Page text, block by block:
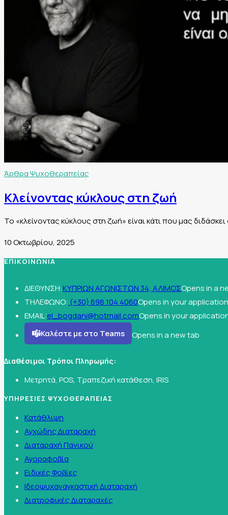
Άρθρα Ψυχοθεραπείας
Κλείνοντας κύκλους στη ζωή
Το «κλείνοντας κύκλους στη ζωή» είναι κάτι που μας
10 Οκτωβρίου, 2025
ΕΠΙΚΟΙΝΩΝΙΑ
ΔΙΕΘΥΝΣΗ:ΚΥΠΡΙΩΝ ΑΓΩΝΙΣΤΩΝ 34, ΑΛΙΜΟΣOpens in a
ΤΗΛΕΦΩΝΟ: (+30) 698 104 4060Opens in your application
EMAIL:el_bogdani@hotmail.comOpens in your
Καλέστε με στο Teams
Opens in a new tab
Διαθέσιμοι Τρόποι Πληρωμής:
Μετρητά, POS, Τραπεζική κατάθεση, IRIS
ΥΠΗΡΕΣΙΕΣ ΨΥΧΟΘΕΡΑΠΕΙΑΣ
Κατάθλιψη
Αγχώδης Διαταραχή
Διαταραχή Πανικού
Αγοραφοβία
Ειδικές Φοβίες
Ιδεοψυχαναγκαστική Διαταραχή
Διατροφικές Διαταραχές